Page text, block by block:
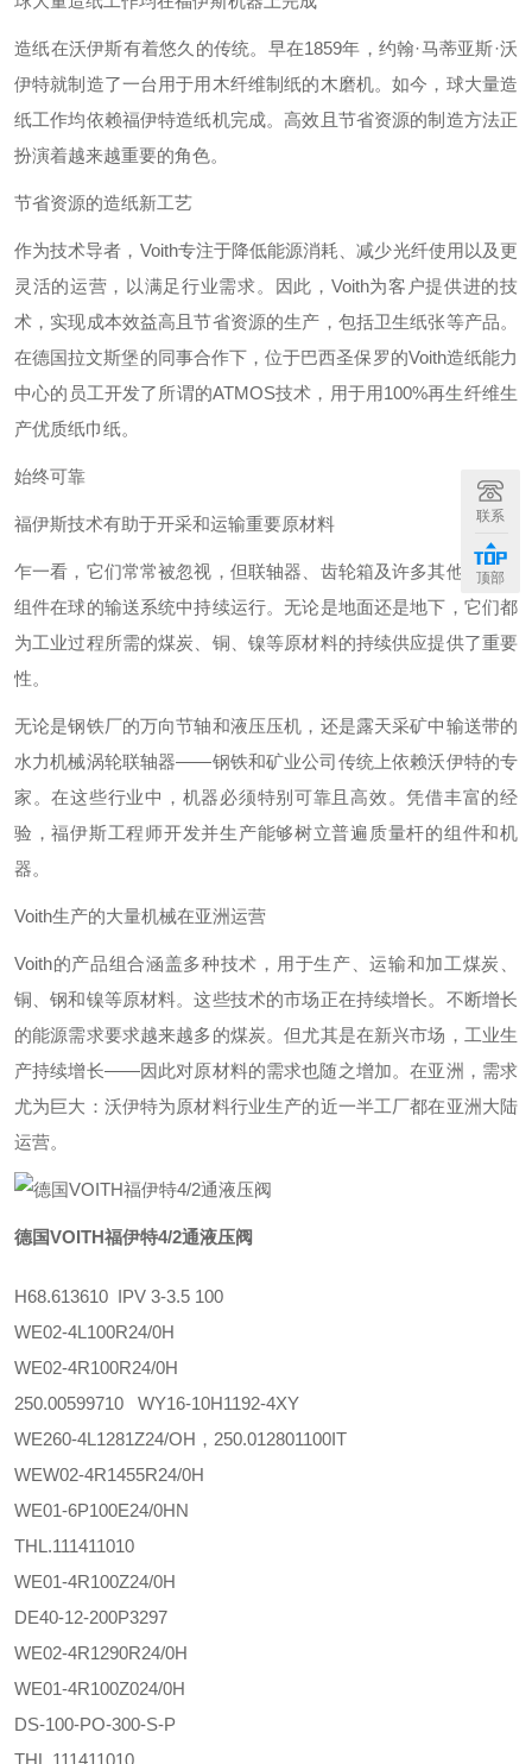
造纸在沃伊斯有着悠久的传统。早在1859年，约翰·马蒂亚斯·沃
伊特就制造了一台用于用木纤维制纸的木磨机。如今，球大量造
纸工作均依赖福伊特造纸机完成。高效且节省资源的制造方法正
扮演着越来越重要的角色。
节省资源的造纸新工艺
作为技术导者，Voith专注于降低能源消耗、减少光纤使用以及更
灵活的运营，以满足行业需求。因此，Voith为客户提供进的技
术，实现成本效益高且节省资源的生产，包括卫生纸张等产品。
在德国拉文斯堡的同事合作下，位于巴西圣保罗的Voith造纸能力
中心的员工开发了所谓的ATMOS技术，用于用100%再生纤维生
产优质纸巾纸。
始终可靠
福伊斯技术有助于开采和运输重要原材料
乍一看，它们常常被忽视，但联轴器、齿轮箱及许多其他福伊斯
组件在球的输送系统中持续运行。无论是地面还是地下，它们都
为工业过程所需的煤炭、铜、镍等原材料的持续供应提供了重要
性。
无论是钢铁厂的万向节轴和液压压机，还是露天采矿中输送带的
水力机械涡轮联轴器——钢铁和矿业公司传统上依赖沃伊特的专
家。在这些行业中，机器必须特别可靠且高效。凭借丰富的经
验，福伊斯工程师开发并生产能够树立普遍质量杆的组件和机
器。
Voith生产的大量机械在亚洲运营
Voith的产品组合涵盖多种技术，用于生产、运输和加工煤炭、
铜、钢和镍等原材料。这些技术的市场正在持续增长。不断增长
的能源需求要求越来越多的煤炭。但尤其是在新兴市场，工业生
产持续增长——因此对原材料的需求也随之增加。在亚洲，需求
尤为巨大：沃伊特为原材料行业生产的近一半工厂都在亚洲大陆
运营。
德国VOITH福伊特4/2通液压阀
H68.613610 IPV 3-3.5 100
WE02-4L100R24/0H
WE02-4R100R24/0H
250.00599710 WY16-10H1192-4XY
WE260-4L1281Z24/OH，250.012801100IT
WEW02-4R1455R24/0H
WE01-6P100E24/0HN
THL.111411010
WE01-4R100Z24/0H
DE40-12-200P3297
WE02-4R1290R24/0H
WE01-4R100Z024/0H
DS-100-PO-300-S-P
THL.111411010
联系
顶部